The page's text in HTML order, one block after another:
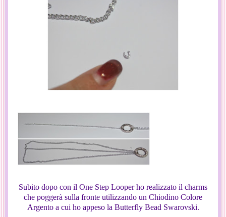
Subito dopo con il One Step Looper ho realizzato il charms
che poggerà sulla fronte utilizzando un Chiodino Colore
Argento a cui ho appeso la Butterfly Bead Swarovski.